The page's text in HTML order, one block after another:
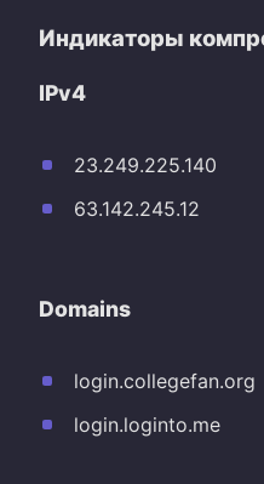
Индикаторы
IPv4
23.249.225.140
63.142.245.12
Domains
login.collegefan.org
login.loginto.me